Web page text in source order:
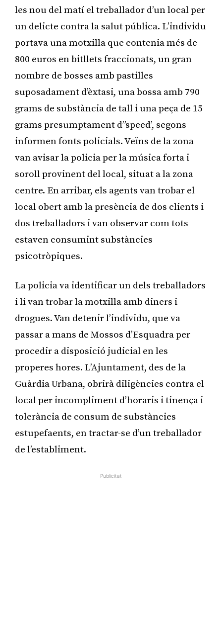
les nou del matí el treballador d’un local per
un delicte contra la salut pública. L’individu
portava una motxilla que contenia més de
800 euros en bitllets fraccionats, un gran
nombre de bosses amb pastilles
suposadament d’èxtasi, una bossa amb 790
grams de substància de tall i una peça de 15
grams presumptament d”speed’, segons
informen fonts policials. Veïns de la zona
van avisar la policia per la música forta i
soroll provinent del local, situat a la zona
centre. En arribar, els agents van trobar el
local obert amb la presència de dos clients i
dos treballadors i van observar com tots
estaven consumint substàncies
psicotròpiques.
La policia va identificar un dels treballadors
i li van trobar la motxilla amb diners i
drogues. Van detenir l’individu, que va
passar a mans de Mossos d’Esquadra per
procedir a disposició judicial en les
properes hores. L’Ajuntament, des de la
Guàrdia Urbana, obrirà diligències contra el
local per incompliment d’horaris i tinença i
tolerància de consum de substàncies
estupefaents, en tractar-se d’un treballador
de l’establiment.
Publicitat